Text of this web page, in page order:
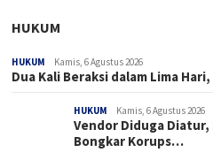
HUKUM
HUKUM Kamis, 6 Agustus 2026
Dua Kali Beraksi dalam Lima
HUKUM Kamis, 6 Agustus 2026
Vendor Diduga Diatur,
Bongkar Korups…